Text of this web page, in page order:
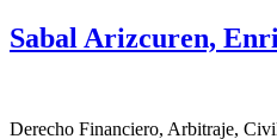
Sabal Arizcuren,
Derecho Financiero, Arbitraje,